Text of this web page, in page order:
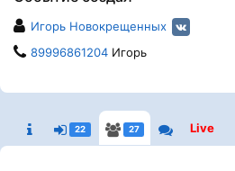
Игорь Новокрещенных
89996861204 Игорь
22 27 Live